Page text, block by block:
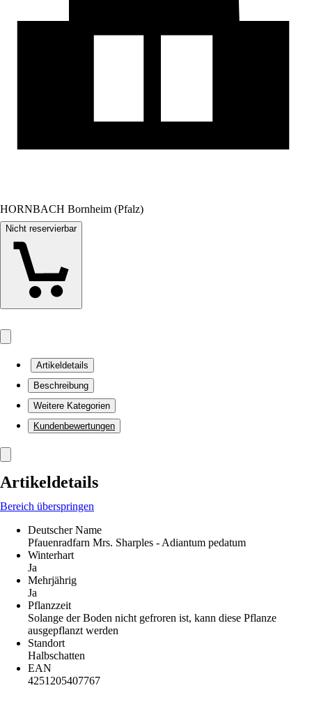
HORNBACH Bornheim (Pfalz)
Nicht reservierbar
Artikeldetails
Beschreibung
Weitere Kategorien
Kundenbewertungen
Artikeldetails
Bereich überspringen
Deutscher Name
Pfauenradfarn Mrs. Sharples - Adiantum pedatum
Winterhart
Ja
Mehrjährig
Ja
Pflanzzeit
Solange der Boden nicht gefroren ist, kann diese Pflanze
ausgepflanzt werden
Standort
Halbschatten
EAN
4251205407767